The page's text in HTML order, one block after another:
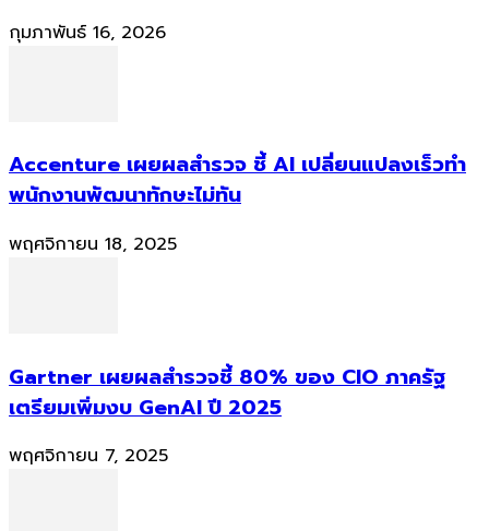
กุมภาพันธ์ 16, 2026
Accenture เผยผลสำรวจ ชี้ AI เปลี่ยนแปลงเร็วทำ
พนักงานพัฒนาทักษะไม่ทัน
พฤศจิกายน 18, 2025
Gartner เผยผลสำรวจชี้ 80% ของ CIO ภาครัฐ
เตรียมเพิ่มงบ GenAI ปี 2025
พฤศจิกายน 7, 2025